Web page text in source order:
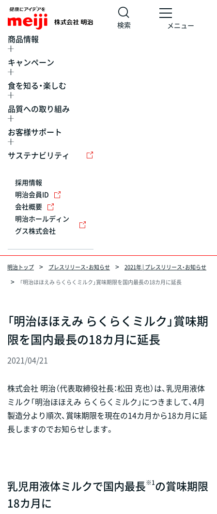
検索 メニュー
商品情報
キャンペーン
食を知る・楽しむ
品質への取り組み
お客様サポート
サステナビリティ
採用情報
明治会員ID
会社概要
明治ホールディン
グス株式会社
明治トップ プレスリリース・お知らせ
2021年 | プレスリリース・お知らせ
「明治ほほえみ らくらくミルク」賞味期限を国内最長の18カ月に延長
「明治ほほえみ らくらくミルク」賞味期
限を国内最長の18カ月に延長
2021/04/21
株式会社 明治（代表取締役社長：松田 克也）は、乳児用液体
ミルク「明治ほほえみ らくらくミルク」につきまして、4月
製造分より順次、賞味期限を現在の14カ月から18カ月に延
長しますのでお知らせします。
乳児用液体ミルクで国内最長※1の賞味期限
18カ月に